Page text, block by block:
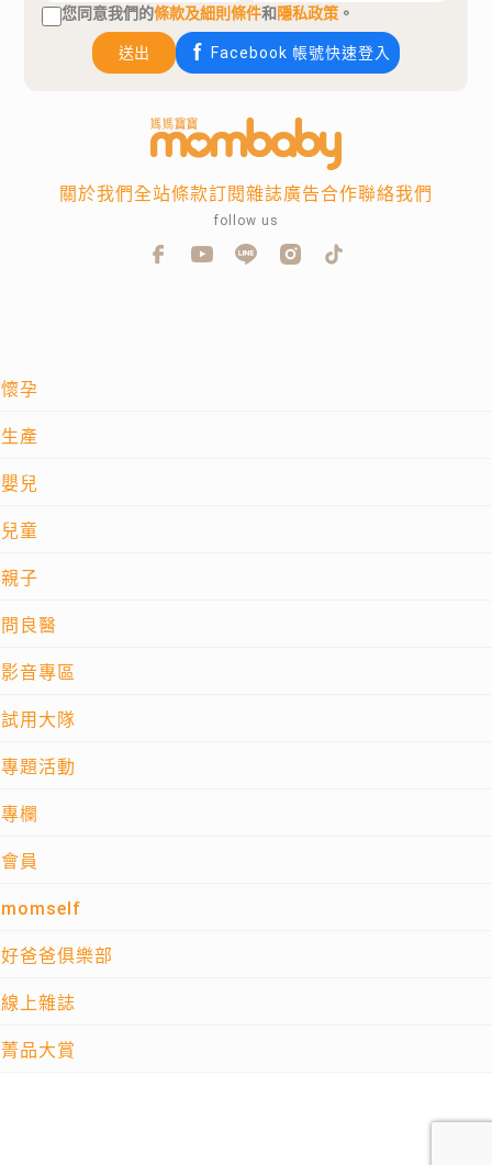
您同意我們的條款及細則條件和隱私政策 。
送出 Facebook 帳號快速登入
懷孕
生產
嬰兒
兒童
親子
問良醫
影音專區
試用大隊
專題活動
專欄
會員
momself
好爸爸俱樂部
線上雜誌
菁品大賞
關於我們全站條款訂閱雜誌廣告合作聯絡我們
follow us